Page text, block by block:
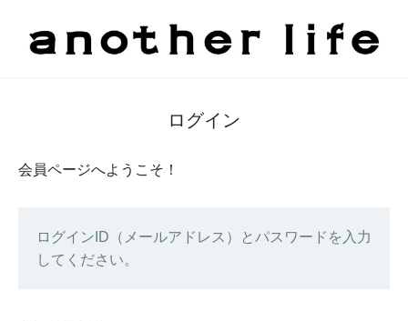
ログイン
会員ページへようこそ！
ログインID（メールアドレス）とパスワードを入力
してください。